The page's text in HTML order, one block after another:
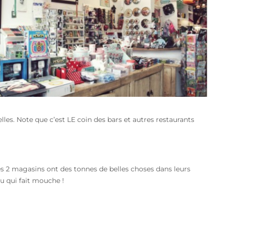
Note que c’est LE coin des bars et autres restaurants
magasins ont des tonnes de belles choses dans leurs
qui fait mouche !